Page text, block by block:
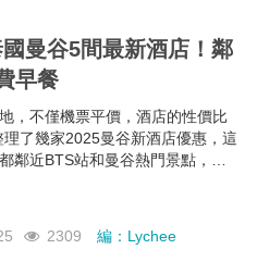
國曼谷5間最新酒店！鄰
早餐
，不僅機票平價，酒店的性價比
了幾家2025曼谷新酒店優惠，這
鄰近BTS站和曼谷熱門景點，方
新酒店吧！
2309 編：Lychee